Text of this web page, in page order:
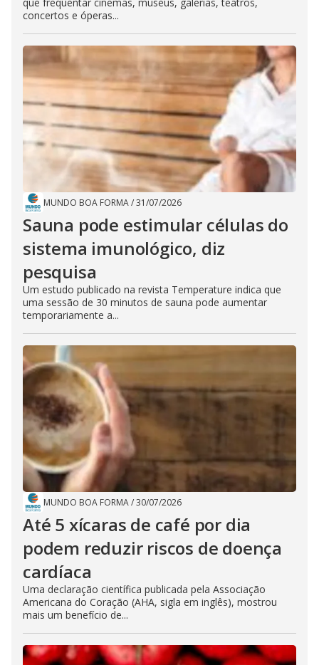
concertos e óperas...
MUNDO BOA FORMA/31/07/2026
Sauna pode estimular células do
sistema imunológico, diz
pesquisa
Um estudo publicado na revista Temperature indica que
uma sessão de 30 minutos de sauna pode aumentar
temporariamente a...
MUNDO BOA FORMA/30/07/2026
Até 5 xícaras de café por dia
podem reduzir riscos de doença
cardíaca
Uma declaração científica publicada pela Associação
Americana do Coração (AHA, sigla em inglês), mostrou
mais um benefício de...